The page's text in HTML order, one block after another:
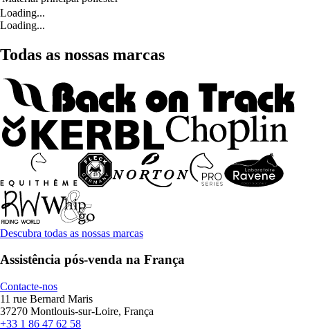
Loading...
Loading...
Todas as nossas marcas
Descubra todas as nossas marcas
Assistência pós-venda na França
Contacte-nos
11 rue Bernard Maris
37270 Montlouis-sur-Loire, França
+33 1 86 47 62 58